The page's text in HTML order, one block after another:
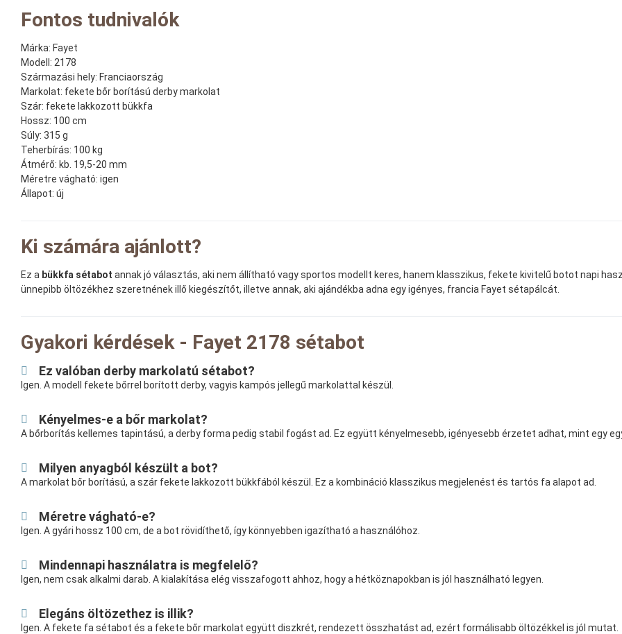
Fontos tudnivalók
Márka: Fayet
Modell: 2178
Származási hely: Franciaország
Markolat: fekete bőr borítású derby markolat
Szár: fekete lakkozott bükkfa
Hossz: 100 cm
Súly: 315 g
Teherbírás: 100 kg
Átmérő: kb. 19,5-20 mm
Méretre vágható: igen
Állapot: új
Ki számára ajánlott?
Ez a bükkfa sétabot annak jó választás, aki nem állítható vagy sportos modellt keres, hanem klasszikus, fekete kivitelű botot napi
ünnepibb öltözékhez szeretnének illő kiegészítőt, illetve annak, aki ajándékba adna egy igényes, francia Fayet sétapálcát.
Gyakori kérdések - Fayet 2178 sétabot
Ez valóban derby markolatú sétabot?
Igen. A modell fekete bőrrel borított derby, vagyis kampós jellegű markolattal készül.
Kényelmes-e a bőr markolat?
A bőrborítás kellemes tapintású, a derby forma pedig stabil fogást ad. Ez együtt kényelmesebb, igényesebb érzetet adhat, mint egy
Milyen anyagból készült a bot?
A markolat bőr borítású, a szár fekete lakkozott bükkfából készül. Ez a kombináció klasszikus megjelenést és tartós fa alapot ad.
Méretre vágható-e?
Igen. A gyári hossz 100 cm, de a bot rövidíthető, így könnyebben igazítható a használóhoz.
Mindennapi használatra is megfelelő?
Igen, nem csak alkalmi darab. A kialakítása elég visszafogott ahhoz, hogy a hétköznapokban is jól használható legyen.
Elegáns öltözethez is illik?
Igen. A fekete fa sétabot és a fekete bőr markolat együtt diszkrét, rendezett összhatást ad, ezért formálisabb öltözékkel is jól mutat.